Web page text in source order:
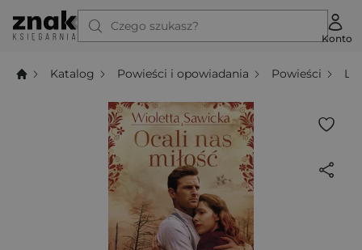
Czego szukasz?
Konto
Katalog Powieści i opowiadania Powieści